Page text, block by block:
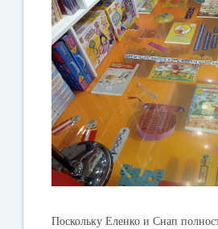
Поскольку Еленко и Снап